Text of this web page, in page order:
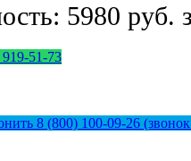
5980 руб.
51-73
8 (800) 100-09-26